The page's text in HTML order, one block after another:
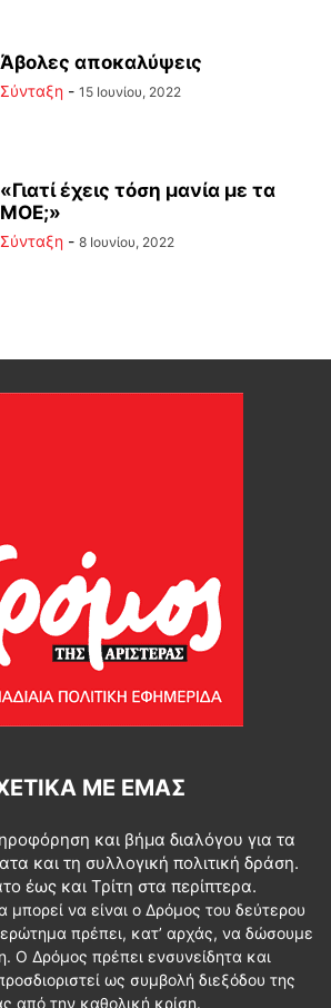
Άβολες αποκαλύψεις
Σύνταξη - 15 Ιουνίου, 2022
«Γιατί έχεις τόση μανία με τα
ΜΟΕ;»
Σύνταξη - 8 Ιουνίου, 2022
ΜΕ ΕΜΆΣ
και βήμα διαλόγου για τα
και τη συλλογική πολιτική δράση.
έως και Τρίτη στα περίπτερα.
μπορεί να είναι ο Δρόμος του δεύτερου
πρέπει, κατ’ αρχάς, να δώσουμε
Ο Δρόμος πρέπει ενσυνείδητα και
ως συμβολή διεξόδου της
από την καθολική κρίση.